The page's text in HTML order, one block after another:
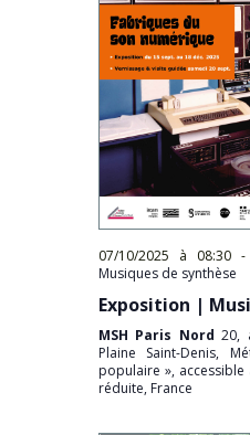
07/10/2025 à 08:30-
Musiques de synthèse
Exposition |
MSH Paris Nord20,
Plaine Saint-Denis,
populaire »,
réduite, France